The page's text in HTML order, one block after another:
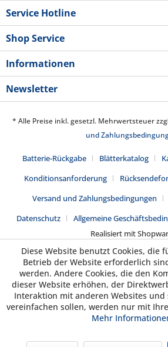
Service Hotline
Shop Service
Informationen
Newsletter
* Alle Preise inkl. gesetzl. Mehrwertsteuer
und
Batterie-Rückgabe Blätterkatalog
Konditionsanforderung
Versand und Zahlungsbedingungen
Datenschutz
Allgemeine
Realisiert mit
Diese Website benutzt Cookies, die
Betrieb der Website erforderlich
werden. Andere Cookies, die den
dieser Website erhöhen, der
Interaktion mit anderen Websites und
vereinfachen sollen, werden nur mit
Mehr